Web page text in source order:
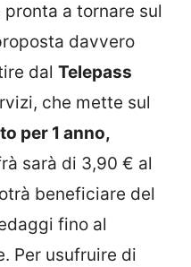
a tornare sul
davvero
dal Telepass
che mette sul
per 1 anno,
sarà di 3,90 € al
beneficiare del
fino al
Per usufruire di